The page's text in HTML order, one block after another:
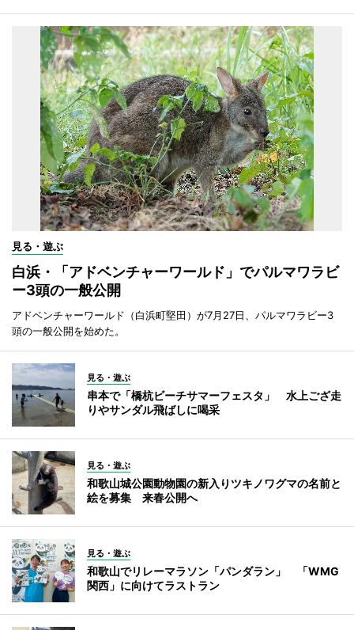
見る・遊ぶ
白浜・「アドベンチャーワールド」でパルマワラビ
ー3頭の一般公開
アドベンチャーワールド（白浜町堅田）が7月27日、パルマワラビー3
頭の一般公開を始めた。
見る・遊ぶ
串本で「橋杭ビーチサマーフェスタ」 水上ござ走
りやサンダル飛ばしに喝采
見る・遊ぶ
和歌山城公園動物園の新入りツキノワグマの名前と
絵を募集 来春公開へ
見る・遊ぶ
和歌山でリレーマラソン「パンダラン」 「WMG
関西」に向けてラストラン